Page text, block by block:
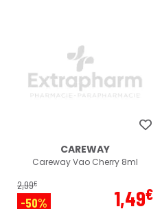
CAREWAY
Careway Vao Cherry 8ml
2,99€
-50% 1,49€